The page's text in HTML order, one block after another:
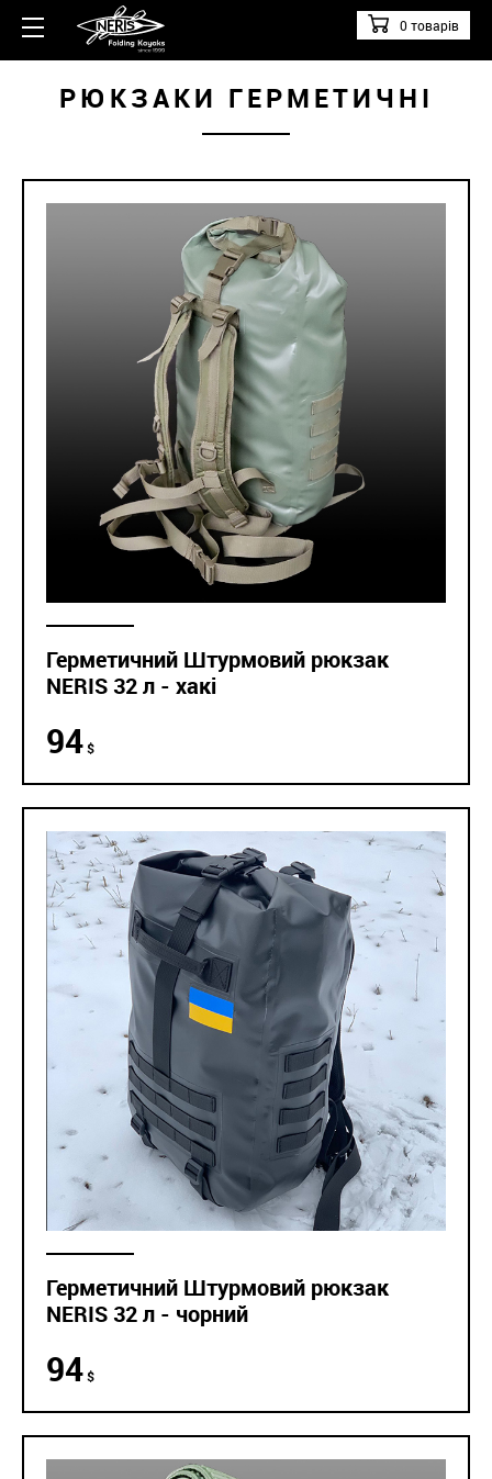
0 товарів
РЮКЗАКИ ГЕРМЕТИЧНІ
Герметичний Штурмовий рюкзак
NERIS 32 л - хакі
94$
Герметичний Штурмовий рюкзак
NERIS 32 л - чорний
94$